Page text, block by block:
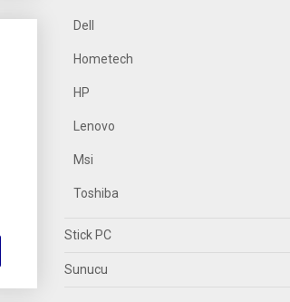
Dell
Hometech
HP
Lenovo
Msi
Toshiba
Stick PC
Sunucu